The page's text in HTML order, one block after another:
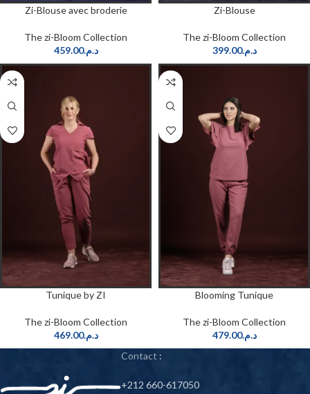
Zi-Blouse avec broderie
The zi-Bloom Collection
د.م.459.00
Zi-Blouse
The zi-Bloom Collection
د.م.399.00
Tunique by ZI
The zi-Bloom Collection
د.م.469.00
Blooming Tunique
The zi-Bloom Collection
د.م.479.00
Contact :
+212 660-617050